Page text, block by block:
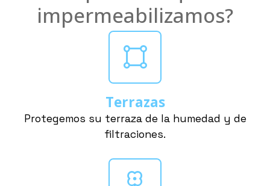
impermeabilizamos?
Terrazas
Protegemos su terraza de la humedad y de
filtraciones.